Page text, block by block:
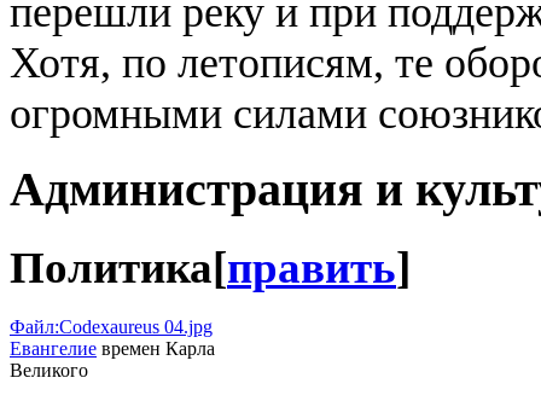
перешли реку и при
Хотя, по летописям, те
огромными силами
Администрация и
Политика[править]
Файл:Codexaureus 04.jpg
Евангелие времен Карла
Великого